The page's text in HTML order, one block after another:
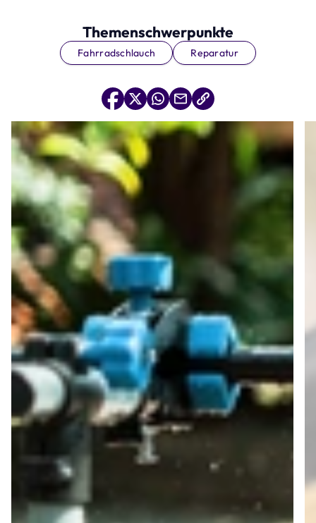
Themenschwerpunkte
Fahrradschlauch Reparatur